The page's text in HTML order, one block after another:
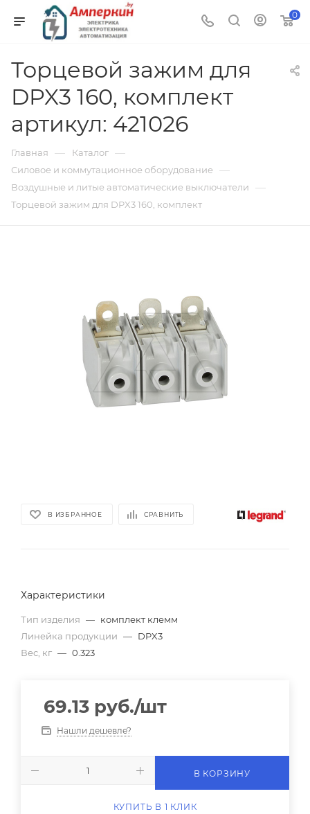
0
Торцевой зажим для
DPX3 160, комплект
артикул: 421026
Главная — Каталог —
Силовое и коммутационное оборудование —
Воздушные и литые автоматические выключатели —
Торцевой зажим для DPX3 160, комплект
В ИЗБРАННОЕ СРАВНИТЬ
Характеристики
Тип изделия — комплект клемм
Линейка продукции — DPX3
Вес, кг — 0.323
69.13 руб./шт
Нашли дешевле?
В КОРЗИНУ
КУПИТЬ В 1 КЛИК